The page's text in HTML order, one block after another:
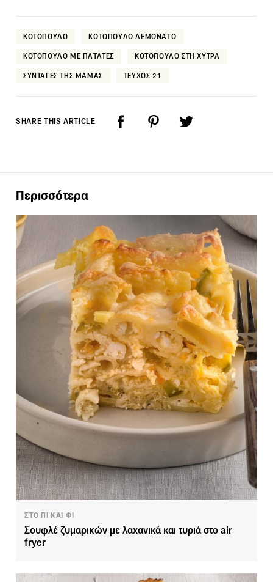
ΚΟΤΟΠΟΥΛΟ ΚΟΤΟΠΟΥΛΟ ΛΕΜΟΝΑΤΟ
ΚΟΤΟΠΟΥΛΟ ΜΕ ΠΑΤΑΤΕΣ ΚΟΤΟΠΟΥΛΟ ΣΤΗ ΧΥΤΡΑ
ΣΥΝΤΑΓΕΣ ΤΗΣ ΜΑΜΑΣ ΤΕΥΧΟΣ 21
SHARE THIS ARTICLE
Περισσότερα
ΣΤΟ ΠΙ ΚΑΙ ΦΙ
Σουφλέ ζυμαρικών με λαχανικά και τυριά στο air
fryer